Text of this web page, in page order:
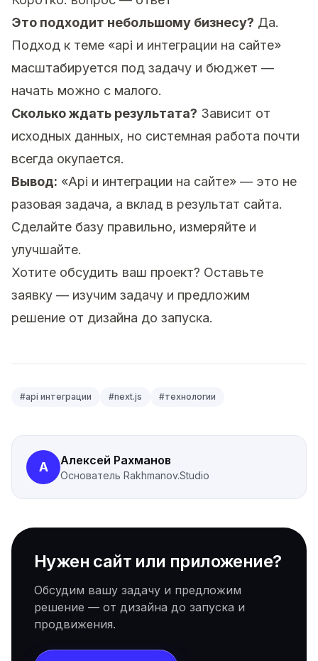
Это подходит небольшому бизнесу? Да.
Подход к теме «api и интеграции на сайте»
масштабируется под задачу и бюджет —
начать можно с малого.
Сколько ждать результата? Зависит от
исходных данных, но системная работа почти
всегда окупается.
Вывод: «Api и интеграции на сайте» — это не
разовая задача, а вклад в результат сайта.
Сделайте базу правильно, измеряйте и
улучшайте.
Хотите обсудить ваш проект? Оставьте
заявку — изучим задачу и предложим
решение от дизайна до запуска.
#api интеграции #next.js #технологии
А Алексей Рахманов
Основатель Rakhmanov.Studio
Нужен сайт или приложение?
Обсудим вашу задачу и предложим
решение — от дизайна до запуска и
продвижения.